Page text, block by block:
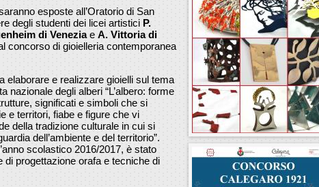
esposte all’Oratorio di San
degli studenti dei licei artistici P.
di Veneziae A. Vittoria di
concorso di gioielleria contemporanea
elaborare e realizzare gioielli sul tema
nazionale degli alberi “L’albero: forme
significati e simboli che si
e territori, fiabe e figure che vi
della tradizione culturale in cui si
dell’ambiente e del territorio”.
scolastico 2016/2017, è stato
di progettazione orafa e tecniche di